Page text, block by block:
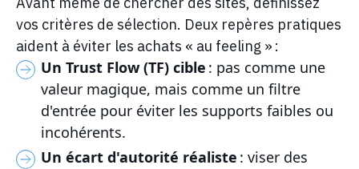
vos critères de sélection. Deux repères pratiques
aident à éviter les achats « au feeling » :
Un Trust Flow (TF) cible : pas comme une
valeur magique, mais comme un filtre
d'entrée pour éviter les supports faibles ou
incohérents.
Un écart d'autorité réaliste : viser des